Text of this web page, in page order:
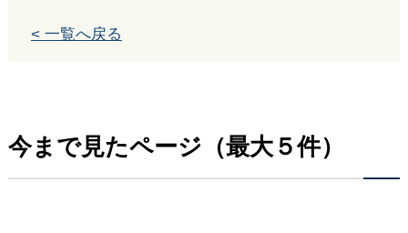
< 一覧へ戻る
今まで見たページ（最大５件）